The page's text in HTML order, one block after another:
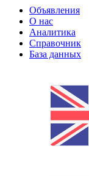
Объявления
О нас
Аналитика
Справочник
База данных